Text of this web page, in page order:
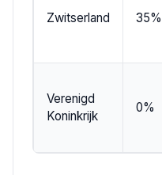
Zwitserland 35%
Verenigd
Koninkrijk
0%